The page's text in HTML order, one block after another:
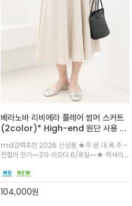
베라노바 리비에라 플레어 썸머 스커트
(2color)* High-end 원단 사용 /
럭셔리한 컨셉슈얼 / 시원한 나일론과
부드러운 레이온 소재를 풍부하게 사용
하여 흐르는 플레어핏이 너무 매력적인
디자인입니다
md강력추천 2026 신상품 ★주.문.대.폭.주 -
전컬러 인기~~2차 리오더 6/8일~~★ 럭셔리
우아한 실루엣을 만들고, 허리 라인은 깔끔하게
잡아주어 편안하면서도 고급스럽게 입으실수 있
는 아이템/ 차분하고 세련된 무드
104,000원